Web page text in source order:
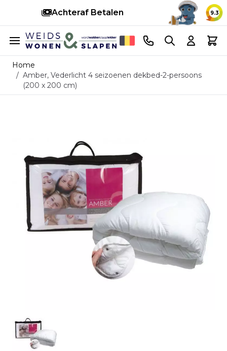
Achteraf Betalen 9.3
Ga naar de inhoud
Telefoonnummer
Search Cart
Home
/ Amber, Vederlicht 4 seizoenen dekbed-2-persoons
(200 x 200 cm)